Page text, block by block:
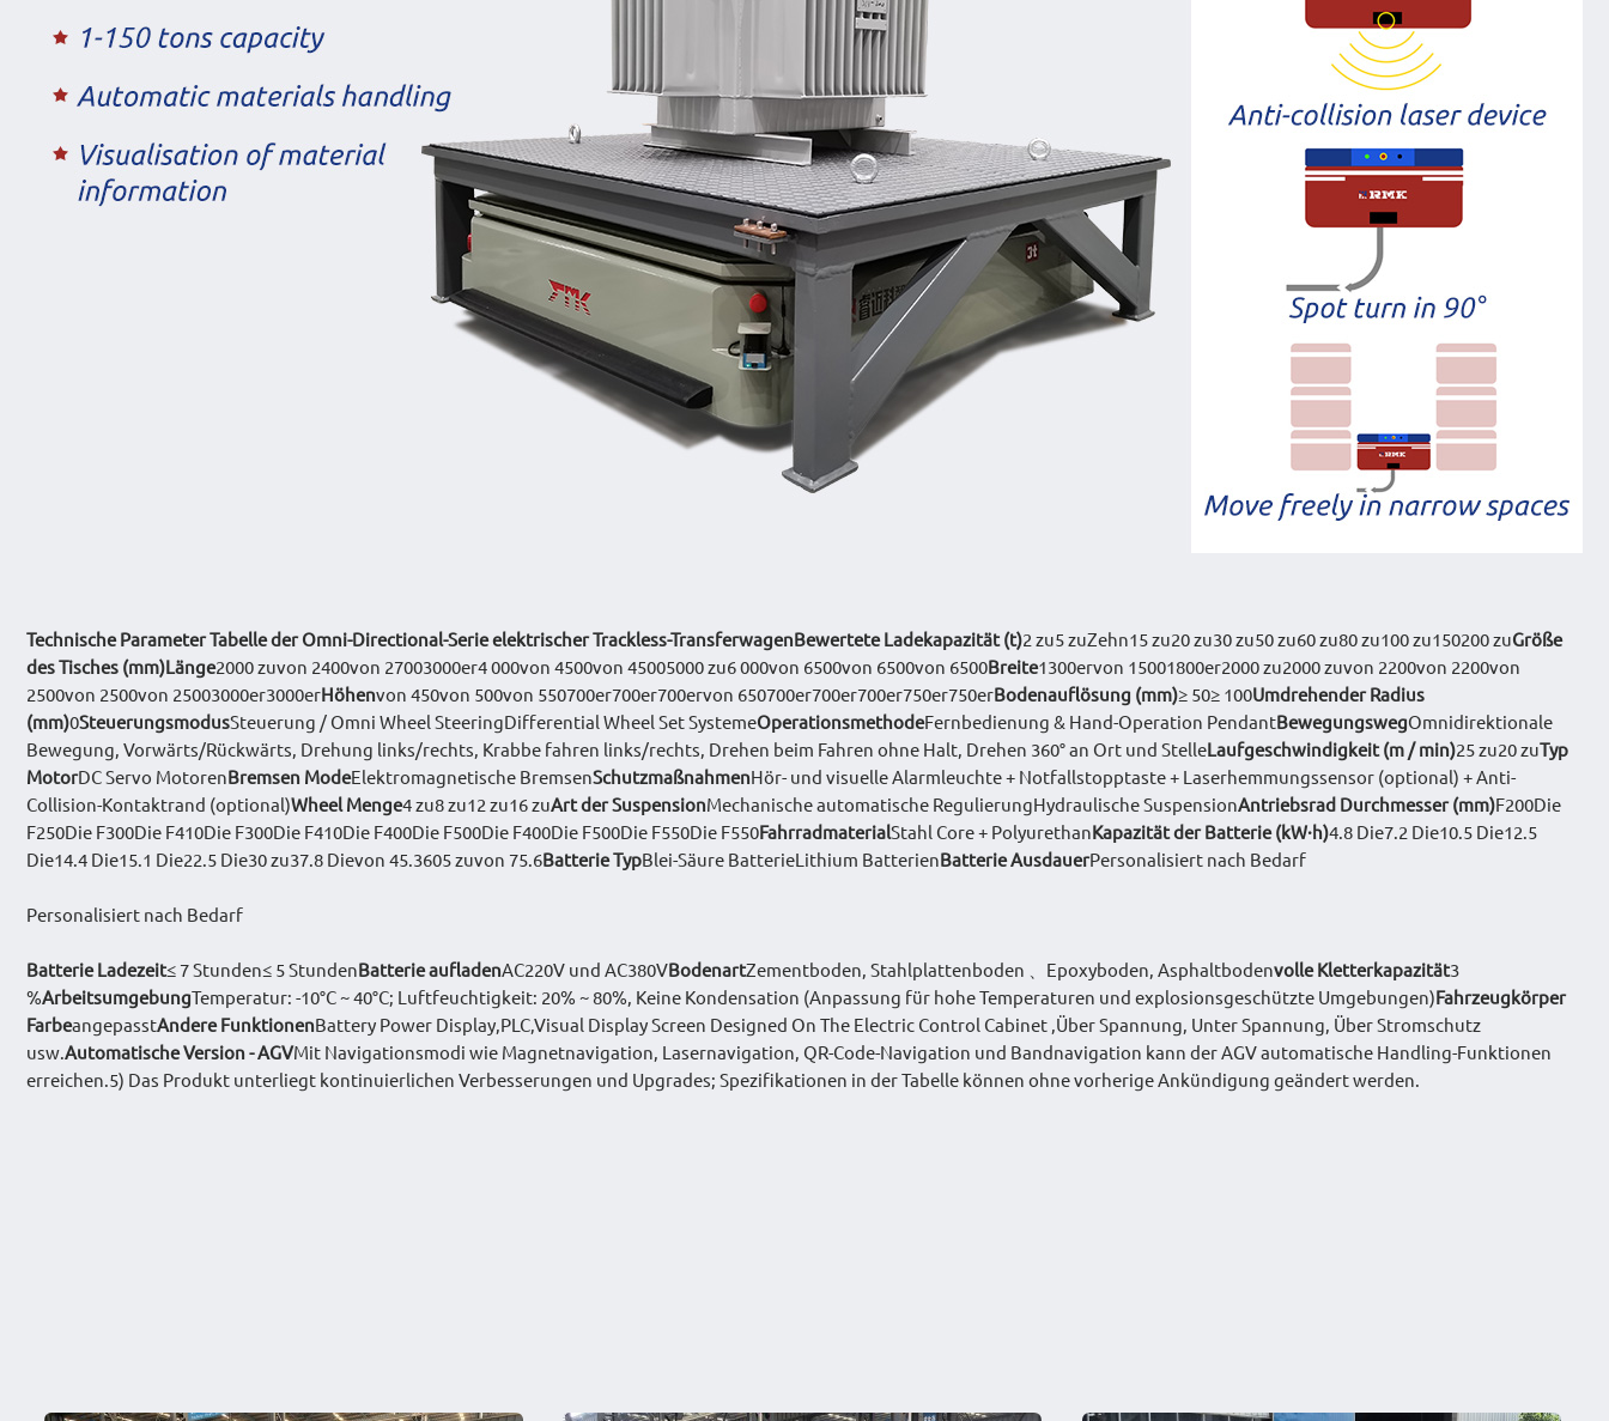
Technische Parameter Tabelle der Omni-Directional-Serie elektrischer Trackless-TransferwagenBewertete Ladekapazität (t)2 zu5 zuZehn15 zu20 zu30 zu50 zu60 zu80 zu100 zu150200 zuGröße
des Tisches (mm)Länge2000 zuvon 2400von 27003000er4 000von 4500von 45005000 zu6 000von 6500von 6500von 6500Breite1300ervon 15001800er2000 zu2000 zuvon 2200von 2200von
2500von 2500von 25003000er3000erHöhenvon 450von 500von 550700er700er700ervon 650700er700er700er750er750erBodenauflösung (mm)≥ 50≥ 100Umdrehender Radius
(mm)0SteuerungsmodusSteuerung / Omni Wheel SteeringDifferential Wheel Set SystemeOperationsmethodeFernbedienung & Hand-Operation PendantBewegungswegOmnidirektionale
Bewegung, Vorwärts/Rückwärts, Drehung links/rechts, Krabbe fahren links/rechts, Drehen beim Fahren ohne Halt, Drehen 360° an Ort und StelleLaufgeschwindigkeit (m / min)25 zu20 zuTyp
MotorDC Servo MotorenBremsen ModeElektromagnetische BremsenSchutzmaßnahmenHör- und visuelle Alarmleuchte + Notfallstopptaste + Laserhemmungssensor (optional) + Anti-
Collision-Kontaktrand (optional)Wheel Menge4 zu8 zu12 zu16 zuArt der SuspensionMechanische automatische RegulierungHydraulische SuspensionAntriebsrad Durchmesser (mm)F200Die
F250Die F300Die F410Die F300Die F410Die F400Die F500Die F400Die F500Die F550Die F550FahrradmaterialStahl Core + PolyurethanKapazität der Batterie (kW·h)4.8 Die7.2 Die10.5 Die12.5
Die14.4 Die15.1 Die22.5 Die30 zu37.8 Dievon 45.3605 zuvon 75.6Batterie TypBlei-Säure BatterieLithium BatterienBatterie AusdauerPersonalisiert nach Bedarf
Personalisiert nach Bedarf
Batterie Ladezeit≤ 7 Stunden≤ 5 StundenBatterie aufladenAC220V und AC380VBodenartZementboden, Stahlplattenboden 、Epoxyboden, Asphaltbodenvolle Kletterkapazität3
%ArbeitsumgebungTemperatur: -10°C ~ 40°C; Luftfeuchtigkeit: 20% ~ 80%, Keine Kondensation (Anpassung für hohe Temperaturen und explosionsgeschützte Umgebungen)Fahrzeugkörper
FarbeangepasstAndere FunktionenBattery Power Display,PLC,Visual Display Screen Designed On The Electric Control Cabinet ,Über Spannung, Unter Spannung, Über Stromschutz
usw.Automatische Version - AGVMit Navigationsmodi wie Magnetnavigation, Lasernavigation, QR-Code-Navigation und Bandnavigation kann der AGV automatische Handling-Funktionen
erreichen.5) Das Produkt unterliegt kontinuierlichen Verbesserungen und Upgrades; Spezifikationen in der Tabelle können ohne vorherige Ankündigung geändert werden.